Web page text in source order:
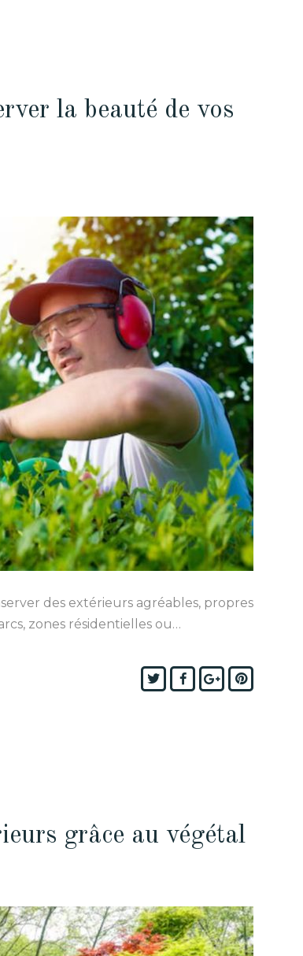
la beauté de vos
des extérieurs agréables, propres
zones résidentielles ou…
TwitterFacebook
Google+Pinterest
grâce au végétal